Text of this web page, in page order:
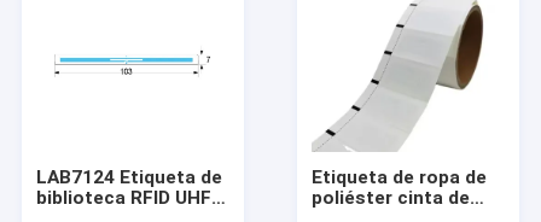
LAB7124 Etiqueta de
biblioteca RFID UHF
Etiqueta de ropa de
poliéster cinta de